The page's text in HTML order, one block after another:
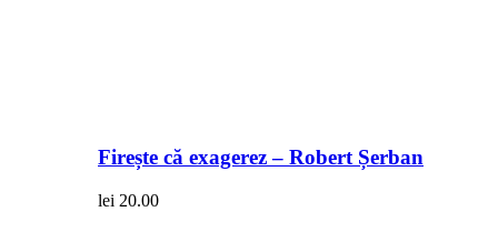
Firește că exagerez – Robert Șerban
lei 20.00